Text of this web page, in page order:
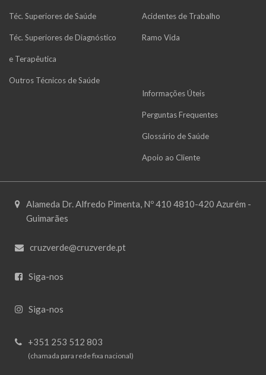
Téc. Superiores de Saúde
Téc. Superiores de Diagnóstico
e Terapêutica
Outros Técnicos de Saúde
Acidentes de Trabalho
Ramo Vida
Informações Úteis
Perguntas Frequentes
Glossário de Saúde
Apoio ao Cliente
Alameda Dr. Alfredo Pimenta, Nº 410 4810-420 Azurém -
Guimarães
cruzverde@cruzverde.pt
Siga-nos
Siga-nos
+351 253 512 803
(chamada para rede fixa nacional)